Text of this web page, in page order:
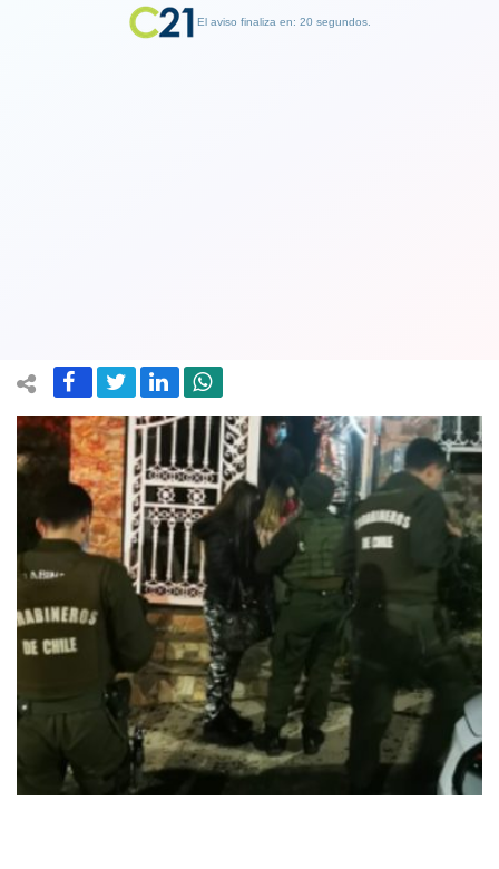
El aviso finaliza en: 19 segundos.